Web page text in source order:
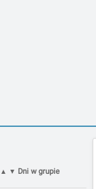
▲ ▼ Dni w grupie